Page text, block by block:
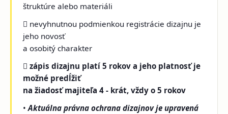
štruktúre alebo materiáli
 nevyhnutnou podmienkou registrácie dizajnu je
jeho novosť
a osobitý charakter
zápis dizajnu platí 5 rokov a jeho platnosť je
možné predĺžiť
na žiadosť majiteľa 4 - krát, vždy o 5 rokov
•Aktuálna právna ochrana dizajnov je upravená